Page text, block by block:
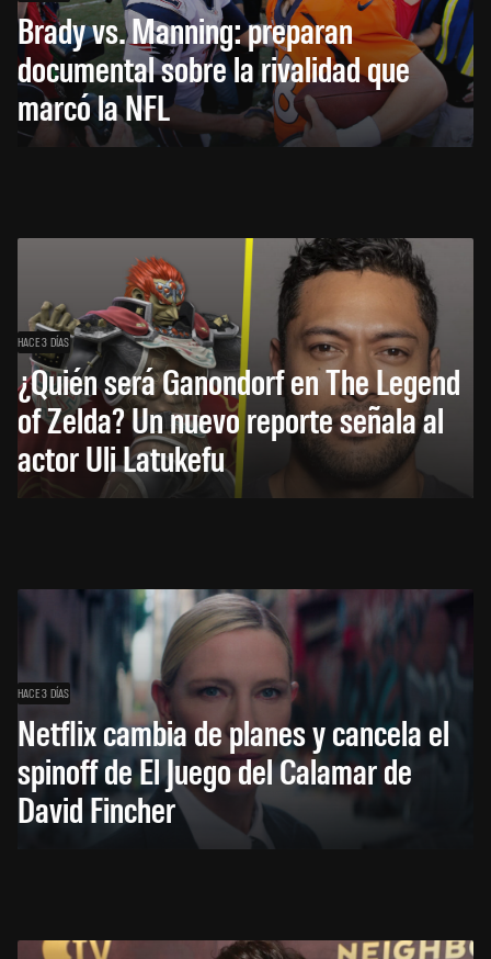
Brady vs. Manning: preparan
documental sobre la rivalidad que
marcó la NFL
HACE 3 DÍAS
¿Quién será Ganondorf en The Legend
of Zelda? Un nuevo reporte señala al
actor Uli Latukefu
HACE 3 DÍAS
Netflix cambia de planes y cancela el
spinoff de El Juego del Calamar de
David Fincher